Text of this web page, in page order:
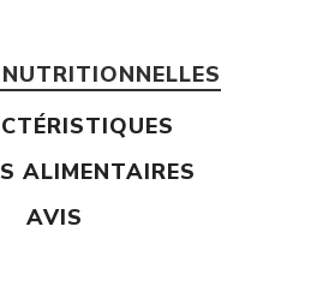
ALIMENTAIRES
AVIS